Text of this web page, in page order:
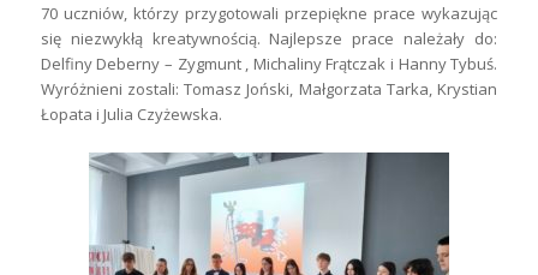
70 uczniów, którzy przygotowali przepiękne prace wykazując
się niezwykłą kreatywnością. Najlepsze prace należały do:
Delfiny Deberny – Zygmunt , Michaliny Frątczak i Hanny Tybuś.
Wyróżnieni zostali: Tomasz Joński, Małgorzata Tarka, Krystian
Łopata i Julia Czyżewska.